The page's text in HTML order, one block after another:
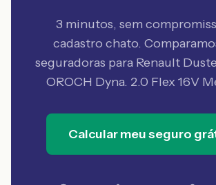
3 minutos, sem
cadastro chato.
seguradoras para Renault
OROCH Dyna. 2.0 Flex 16V
Calcular meu seguro